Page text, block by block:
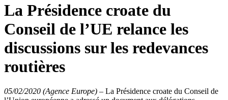
La Présidence croate du
Conseil de l’UE relance les
discussions sur les redevances
routières
05/02/2020 (Agence Europe) – La Présidence croate du Conseil de